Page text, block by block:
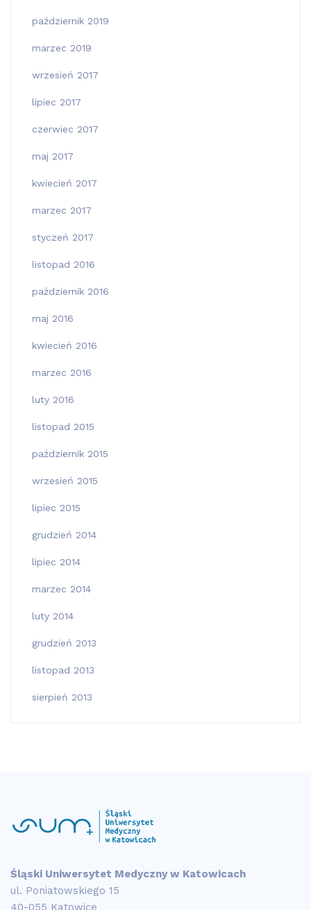
październik 2019
marzec 2019
wrzesień 2017
lipiec 2017
czerwiec 2017
maj 2017
kwiecień 2017
marzec 2017
styczeń 2017
listopad 2016
październik 2016
maj 2016
kwiecień 2016
marzec 2016
luty 2016
listopad 2015
październik 2015
wrzesień 2015
lipiec 2015
grudzień 2014
lipiec 2014
marzec 2014
luty 2014
grudzień 2013
listopad 2013
sierpień 2013
Śląski Uniwersytet Medyczny w Katowicach
ul. Poniatowskiego 15
40-055 Katowice